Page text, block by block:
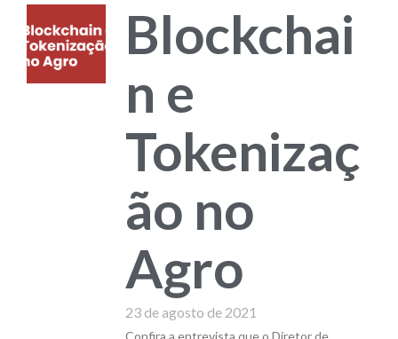
Blockchai
n e
Tokenizaç
ão no
Agro
23 de agosto de 2021
Confira a entrevista que o Diretor de